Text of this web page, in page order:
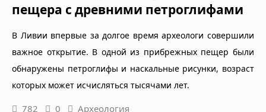
пещера с древними петроглифами
В Ливии впервые за долгое время археологи совершили
важное открытие. В одной из прибрежных пещер были
обнаружены петроглифы и наскальные рисунки, возраст
которых может исчисляться тысячами лет.
782 0 Археология